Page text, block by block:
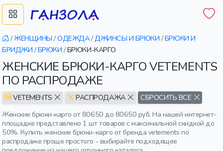
/ ЖЕНЩИНЫ /ОДЕЖДА/ДЖИНСЫ И БРЮКИ /БРЮКИ И
БРИДЖИ /БРЮКИ /БРЮКИ-КАРГО
ЖЕНСКИЕ БРЮКИ-КАРГО VETEMENTS
ПО РАСПРОДАЖЕ
VETEMENTS РАСПРОДАЖА
СБРОСИТЬ ВСЕ
Женские брюки-карго от 80650 до 80650 руб. На нашей интернет-
площадке представлено 1 шт товаров с максимальной скидкой до
50%. Купить женские брюки-карго от бренда vetements по
распродаже проще простого - выбирайте подходящее